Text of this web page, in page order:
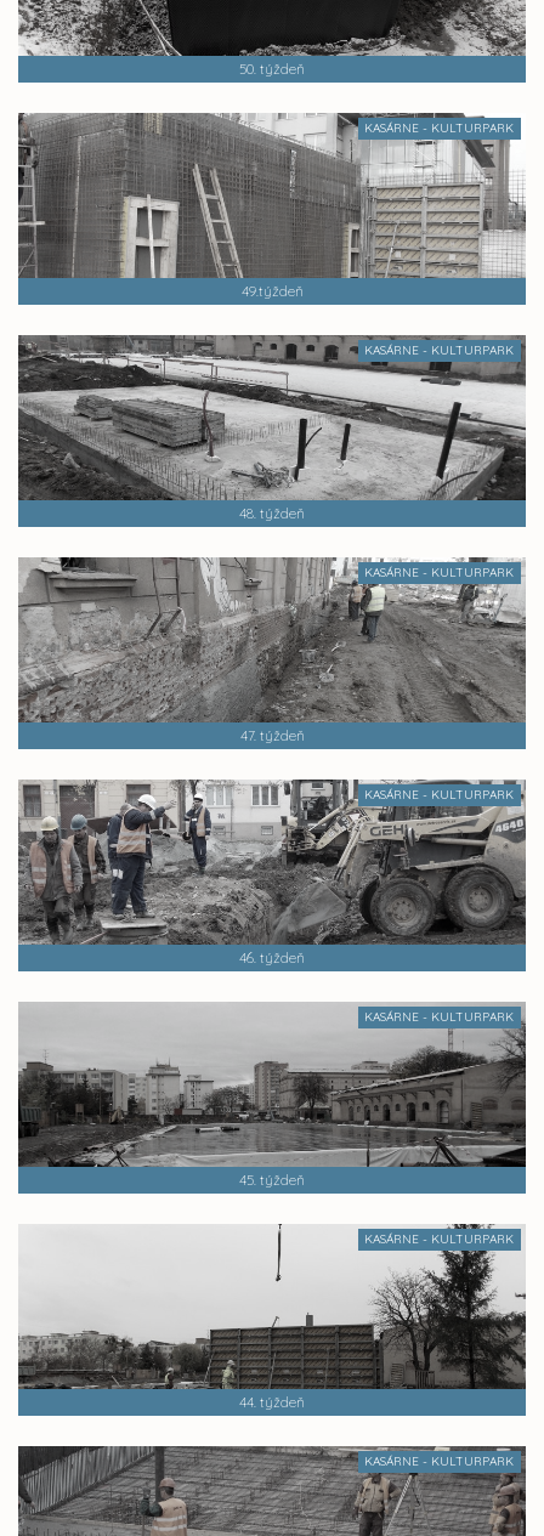
50. týždeň
KASÁRNE - KULTURPARK
49.týždeň
KASÁRNE - KULTURPARK
48. týždeň
KASÁRNE - KULTURPARK
47. týždeň
KASÁRNE - KULTURPARK
46. týždeň
KASÁRNE - KULTURPARK
45. týždeň
KASÁRNE - KULTURPARK
44. týždeň
KASÁRNE - KULTURPARK